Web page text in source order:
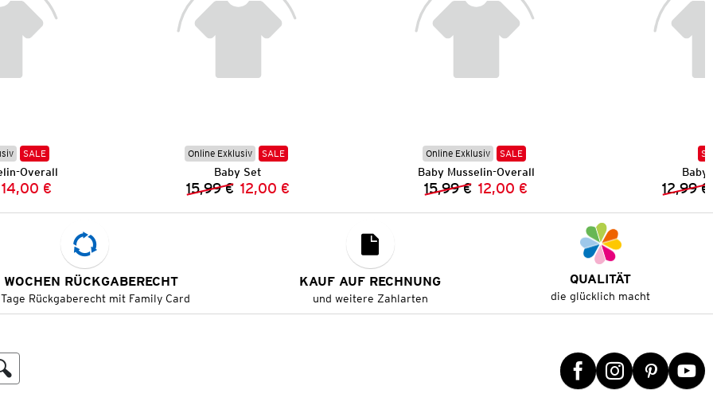
SALE
Overall
Preis:
Preis:
14,00 €
Online Exklusiv SALE
Baby Set
Vorheriger Preis:
15,99 € Neuer Preis:
12,00 €
Online Exklusiv SALE
Baby Musselin-Overall
Vorheriger Preis:
15,99 € Neuer Preis:
12,00 €
Baby
12,99 €
RÜCKGABERECHT
Rückgaberecht mit Family Card
KAUF AUF RECHNUNG
und weitere Zahlarten
QUALITÄT
die glücklich macht